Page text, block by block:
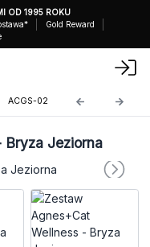
OD 1995 ROKU
Gold Reward
ACGS-02
Jeziorna